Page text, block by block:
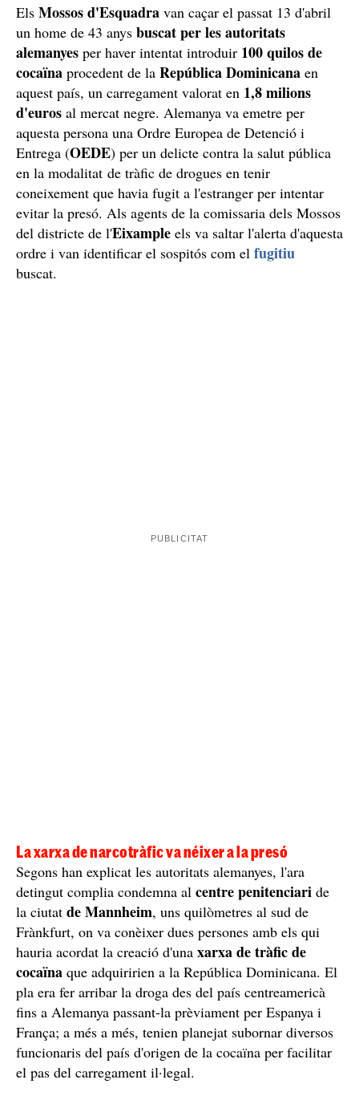
Els Mossos d'Esquadra van caçar el passat 13 d'abril
un home de 43 anys buscat per les autoritats
alemanyes per haver intentat introduir 100 quilos de
cocaïna procedent de la República Dominicana en
aquest país, un carregament valorat en 1,8 milions
d'euros al mercat negre. Alemanya va emetre per
aquesta persona una Ordre Europea de Detenció i
Entrega (OEDE) per un delicte contra la salut pública
en la modalitat de tràfic de drogues en tenir
coneixement que havia fugit a l'estranger per intentar
evitar la presó. Als agents de la comissaria dels Mossos
del districte de l'Eixample els va saltar l'alerta d'aquesta
ordre i van identificar el sospitós com el fugitiu
buscat.
La xarxa de narcotràfic va néixer a la presó
Segons han explicat les autoritats alemanyes, l'ara
detingut complia condemna al centre penitenciari de
la ciutat de Mannheim, uns quilòmetres al sud de
Frànkfurt, on va conèixer dues persones amb els qui
hauria acordat la creació d'una xarxa de tràfic de
cocaïna que adquiririen a la República Dominicana. El
pla era fer arribar la droga des del país centreamericà
fins a Alemanya passant-la prèviament per Espanya i
França; a més a més, tenien planejat subornar diversos
funcionaris del país d'origen de la cocaïna per facilitar
el pas del carregament il·legal.